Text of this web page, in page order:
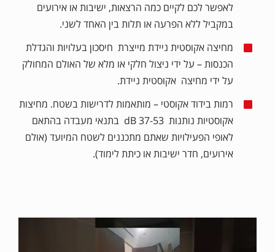
לאפשר לכם לקיים כמה הרצאות, ישיבות או אירועים
במקביל ללא הפרעה או תלות בין האחד לשני.
מחיצה אקוסטית ניידת מייצרת חיסכון בעלויות והגדלת
הכנסות – על ידי ניצול חלקי או מלא של האולם המחולק
על ידי מחיצה אקוסטית ניידת.
רמות בידוד אקוסטי – מותאמות לדרישות בשטח. מחיצות
אקוסטיות נותנות 37-53 dB בתנאי מעבדה בהתאם
לאופי הפעילויות שאתם מתכננים לשטח המיועד (אולם
אירועים, חדר ישיבות או כיתת לימוד).